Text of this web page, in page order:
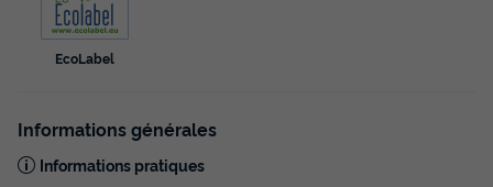
EcoLabel
Informations générales
Informations pratiques